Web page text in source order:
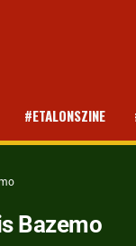
#ETALONSZINE
Bazemo